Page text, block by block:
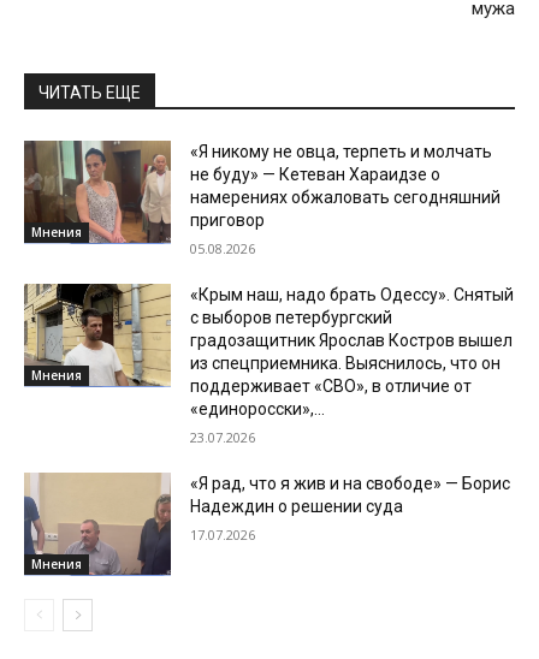
мужа
ЧИТАТЬ ЕЩЕ
Мнения
«Я никому не овца, терпеть и молчать
не буду» — Кетеван Хараидзе о
намерениях обжаловать сегодняшний
приговор
05.08.2026
Мнения
«Крым наш, надо брать Одессу». Снятый
с выборов петербургский
градозащитник Ярослав Костров вышел
из спецприемника. Выяснилось, что он
поддерживает «СВО», в отличие от
«единоросски»,...
23.07.2026
Мнения
«Я рад, что я жив и на свободе» — Борис
Надеждин о решении суда
17.07.2026